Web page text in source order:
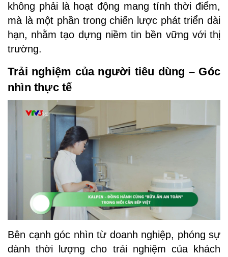
không phải là hoạt động mang tính thời điểm,
mà là một phần trong chiến lược phát triển dài
hạn, nhằm tạo dựng niềm tin bền vững với thị
trường.
Trải nghiệm của người tiêu dùng – Góc
nhìn thực tế
Bên cạnh góc nhìn từ doanh nghiệp, phóng sự
dành thời lượng cho trải nghiệm của khách